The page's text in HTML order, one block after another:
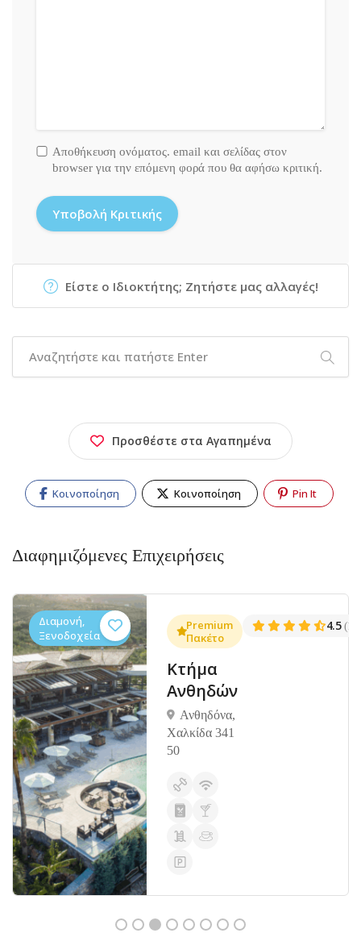
Αποθήκευση ονόματος. email και σελίδας στον
browser για την επόμενη φορά που θα αφήσω κριτική.
Είστε ο Ιδιοκτήτης; Ζητήστε μας αλλαγές!
Προσθέστε στα Αγαπημένα
Κοινοποίηση Κοινοποίηση Pin It
Διαφημιζόμενες Επιχειρήσεις
(1381)
Διαμονή,
Ξενοδοχεία
Premium
Πακέτο
Κτήμα
Ανθηδών
Ανθηδόνα,
Χαλκίδα 341
50
4.5